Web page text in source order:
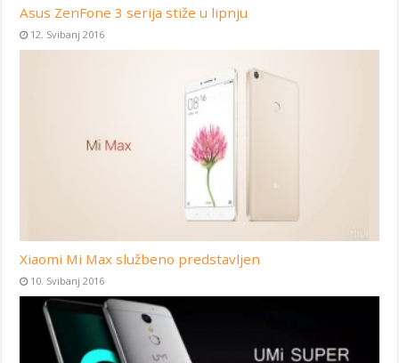
Asus ZenFone 3 serija stiže u lipnju
12. Svibanj 2016
Xiaomi Mi Max službeno predstavljen
10. Svibanj 2016